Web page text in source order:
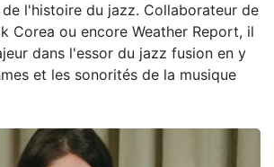
l'histoire du jazz. Collaborateur de
Corea ou encore Weather Report, il
dans l'essor du jazz fusion en y
et les sonorités de la musique